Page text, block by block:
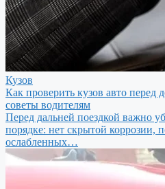
Кузов
Как проверить кузов авто перед
советы водителям
Перед дальней поездкой важно
порядке: нет скрытой коррозии,
ослабленных…